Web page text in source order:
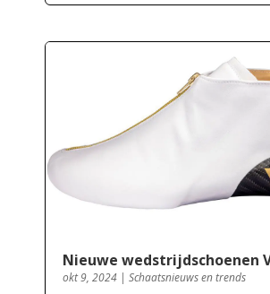
Nieuwe wedstrijdschoenen
okt 9, 2024| Schaatsnieuws en trends